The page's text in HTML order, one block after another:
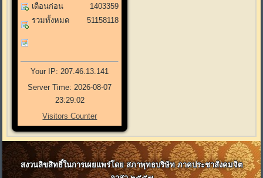
เดือนก่อน
รวมทั้งหมด
1403359
51158118
Your IP: 207.46.13.141
Server Time: 2026-08-07
23:29:02
Visitors Counter
สงวนลิขสิทธิ์ในการเผยแพร่โดย สภาพุทธบริษัท ภาคประชาสังคมจิต